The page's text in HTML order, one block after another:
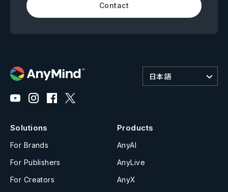
Contact
日本語
Solutions
For Brands
For Publishers
For Creators
Products
AnyAI
AnyLive
AnyX